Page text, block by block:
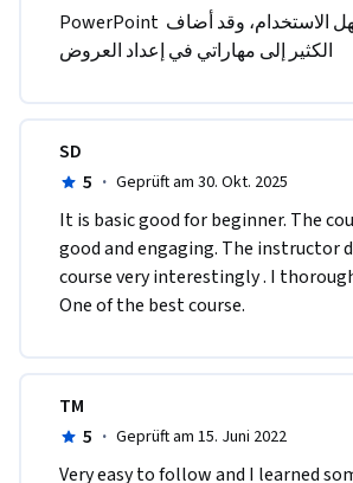
PowerPoint برنامج مميز وسهل الاستخدام، وقد أضاف
الكثير إلى مهاراتي في إعداد العروض
SD
5 · Geprüft am 30. Okt. 2025
It is basic good for beginner. The
good and engaging. The instructor
course very interestingly . I
One of the best course.
TM
5 · Geprüft am 15. Juni 2022
Very easy to follow and I learned